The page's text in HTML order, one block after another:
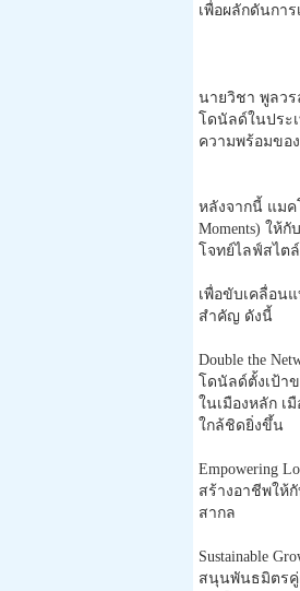
เพื่อผลักดันกา
นายวิชา พูลว
โดนัลด์ในประ
ความพร้อมขอ
หลังจากนี้ แมค
Moments) ให้
โจทย์ไลฟ์ สไต
เพื่อขับเคลื่อน
สำคัญ ดังนี้
Double the
โดนัลด์ตั้งเป้า
ในเมืองหลัก เ
ใกล้ชิดยิ่งขึ้น
Empowering
สร้างอาชีพให้
สากล
Sustainable
สนุนพันธมิตรคู่